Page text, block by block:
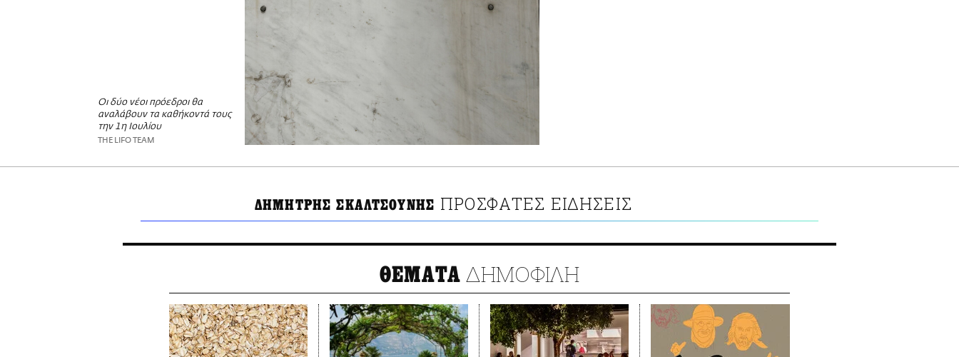
Οι δύο νέοι πρόεδροι θα
αναλάβουν τα καθήκοντά τους
την 1η Ιουλίου
THE LIFO TEAM
ΔΗΜΗΤΡΗΣ ΣΚΑΛΤΣΟΥΝΗΣ ΠΡΟΣΦΑΤΕΣ ΕΙΔΗΣΕΙΣ
ΘΕΜΑΤΑ ΔΗΜΟΦΙΛΗ